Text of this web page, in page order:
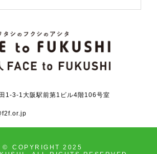
1-3-1大阪駅前第1ビル4階106号室
©
COPYRIGHT 2025